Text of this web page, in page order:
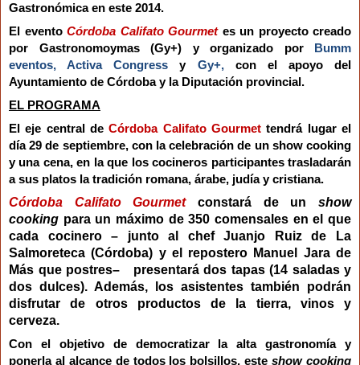
Gastronómica en este 2014.
El evento Córdoba Califato Gourmet es un proyectocreado
por Gastronomoymas (Gy+) y organizado por
Bumm
eventos, Activa Congressy Gy+,con el apoyo del
Ayuntamiento de Córdoba y la Diputación provincial.
EL PROGRAMA
El eje central deCórdoba Califato Gourmet tendrá lugar el
día 29 de septiembre, con la celebración de un show cooking
y una cena, en la que los cocineros participantes trasladarán
a sus platos la tradición romana, árabe, judía y cristiana.
Córdoba Califato Gourmetconstará de unshow
cooking para un máximo de 350 comensales en el que
cada cocinero – junto al chef Juanjo Ruiz de La
Salmoreteca (Córdoba) y el repostero Manuel Jara de
Más que postres– presentará dos tapas (14 saladas y
dos dulces). Además, los asistentes también podrán
disfrutar de otros productos de la tierra, vinos y
cerveza.
Con el objetivo de democratizar la alta gastronomía y
ponerla al alcance de todos los bolsillos, esteshow cooking